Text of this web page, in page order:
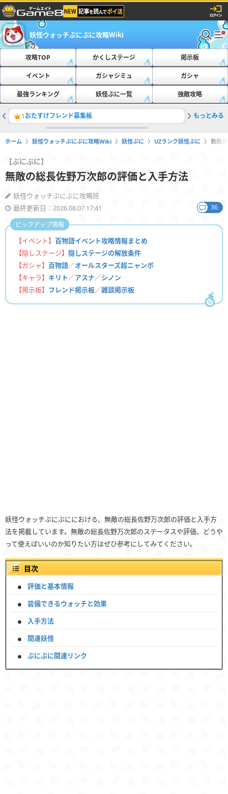
妖怪ウォッチぷにぷに攻略Wiki
攻略TOP かくしステージ 掲示板
イベント ガシャシミュ ガシャ
最強ランキング 妖怪ぷに一覧 強敵攻略
1おたすけフレンド募集板 2ともだ
もっとみる
ホーム 妖怪ウォッチぷにぷに攻略Wiki 妖怪ぷに UZランク妖怪ぷに 無敵
【ぷにぷに】
無敵の総長佐野万次郎の評価と入手方法
妖怪ウォッチぷにぷに攻略班
最終更新日：2026.08.07 17:41
36
【イベント】 百物語イベント攻略情報まとめ
【隠しステージ】 隠しステージの解放条件
【ガシャ】 百物語／オールスターズ超ニャンボ
【キャラ】 キリト／アスナ／シノン
【掲示板】 フレンド掲示板／雑談掲示板
ピックアップ情報
妖怪ウォッチぷにぷににおける、無敵の総長佐野万次郎の評価と入手方
法を掲載しています。無敵の総長佐野万次郎のステータスや評価、どうや
って使えばいいのか知りたい方はぜひ参考にしてみてください。
目次
評価と基本情報
装備できるウォッチと効果
入手方法
関連妖怪
ぷにぷに関連リンク